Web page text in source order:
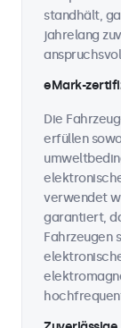
standhält,
jahrelang
eMark-
Die
erfüllen
verwendet
garantiert,
Fahrzeugen